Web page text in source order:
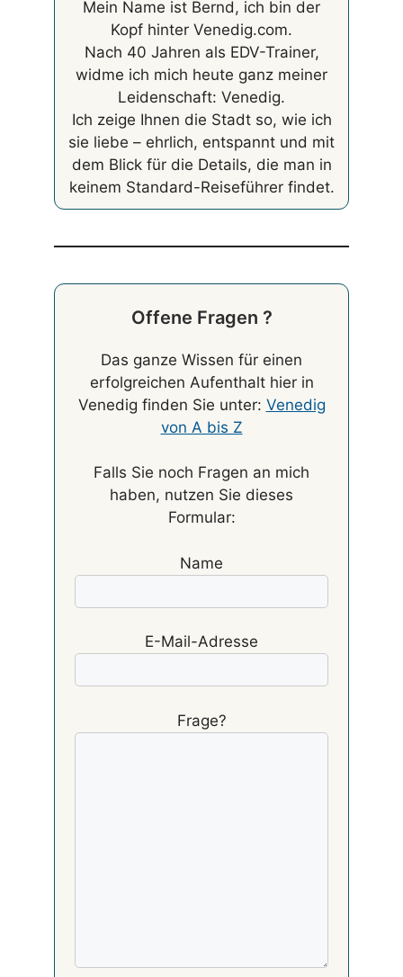
Mein Name ist Bernd, ich bin der
Kopf hinter Venedig.com.
Nach 40 Jahren als EDV-Trainer,
widme ich mich heute ganz meiner
Leidenschaft: Venedig.
Ich zeige Ihnen die Stadt so, wie ich
sie liebe – ehrlich, entspannt und mit
dem Blick für die Details, die man in
keinem Standard-Reiseführer findet.
Offene Fragen ?
Das ganze Wissen für einen
erfolgreichen Aufenthalt hier in
Venedig finden Sie unter: Venedig
von A bis Z
Falls Sie noch Fragen an mich
haben, nutzen Sie dieses
Formular:
Name
E-Mail-Adresse
Frage?